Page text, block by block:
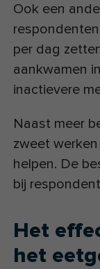
Ook een
per dag
aankwamen
inactievere
Naast meer
zweet
helpen. De
bij
Het
het